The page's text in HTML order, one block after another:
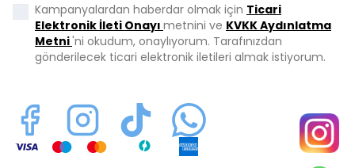
Kampanyalardan haberdar olmak için Ticari
Elektronik İleti Onayı metnini ve KVKK Aydınlatma
Metni'ni okudum, onaylıyorum. Tarafınızdan
gönderilecek ticari elektronik iletileri almak istiyorum.